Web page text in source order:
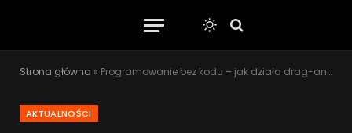
Strona główna » Programowanie bez kodu – jak działa drag-and-drop w praktyce?
AKTUALNOŚCI